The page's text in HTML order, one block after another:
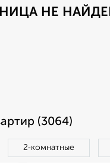
НЕ
(3064)
2‑комнатные